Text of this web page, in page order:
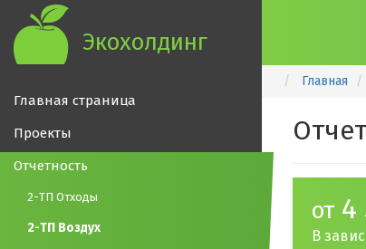
Экохолдинг
Главная страница
Проекты
Отчетность
2-ТП Отходы
2-ТП Воздух
Главная
от4
В